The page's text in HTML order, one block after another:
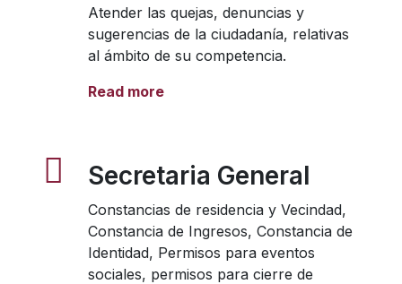
Atender las quejas, denuncias y
sugerencias de la ciudadanía, relativas
al ámbito de su competencia.
Read more
Secretaria General
Constancias de residencia y Vecindad,
Constancia de Ingresos, Constancia de
Identidad, Permisos para eventos
sociales, permisos para cierre de